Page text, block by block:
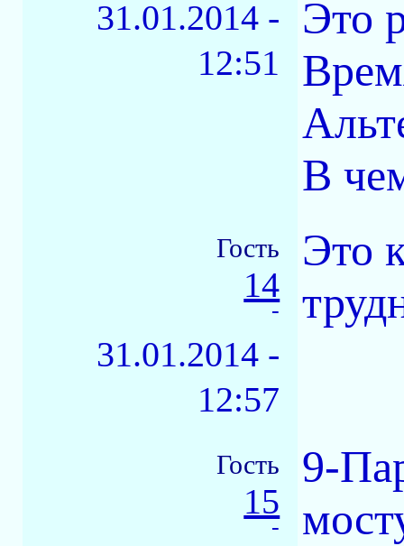
31.01.2014 -
12:51
Это
В
Гость
14
-
31.01.2014 -
12:57
Это
Гость
15
-
9-